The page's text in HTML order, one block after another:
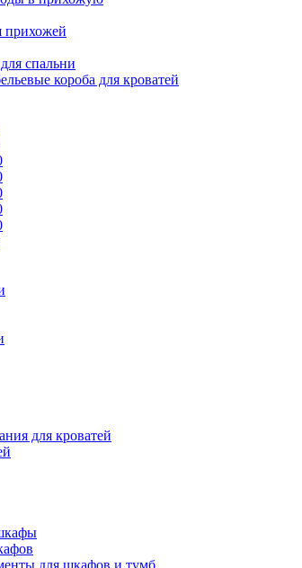
прихожей
спальни
короба для кроватей
для кроватей
для шкафов и тумб